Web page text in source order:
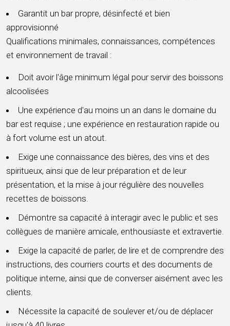
Garantit un bar propre, désinfecté et bien
approvisionné
Qualifications minimales, connaissances, compétences
et environnement de travail :
Doit avoir l'âge minimum légal pour servir des boissons
alcoolisées
Une expérience d'au moins un an dans le domaine du
bar est requise ; une expérience en restauration rapide ou
à fort volume est un atout.
Exige une connaissance des bières, des vins et des
spiritueux, ainsi que de leur préparation et de leur
présentation, et la mise à jour régulière des nouvelles
recettes de boissons.
Démontre sa capacité à interagir avec le public et ses
collègues de manière amicale, enthousiaste et extravertie.
Exige la capacité de parler, de lire et de comprendre des
instructions, des courriers courts et des documents de
politique interne, ainsi que de converser aisément avec les
clients.
Nécessite la capacité de soulever et/ou de déplacer